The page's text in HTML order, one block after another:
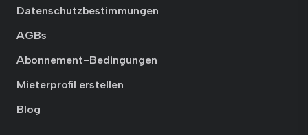
Datenschutzbestimmungen
AGBs
Abonnement-Bedingungen
Mieterprofil erstellen
Blog